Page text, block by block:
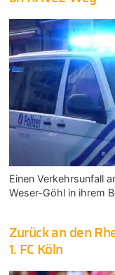
Einen Verkehrsunfall
Weser-Göhl in ihrem
Zurück an den
1. FC Köln